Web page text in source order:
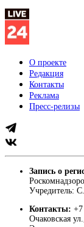
О проекте
Редакция
Контакты
Реклама
Пресс-релизы
Запись о
Учредитель:
Контакты:
Очаковская